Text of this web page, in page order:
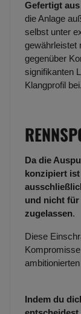
Gefertigt
die Anlage
selbst unter
gewährleistet
gegenüber
signifikanten
Klangprofil bei.
Da die
konzipiert
und nicht
zugelassen.
Diese
Indem du